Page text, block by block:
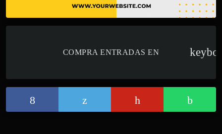
COMPRA ENTRADAS EN